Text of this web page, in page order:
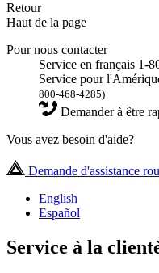
Retour
Haut de la page
Pour nous contacter
Service en français 1-
Service pour
800-468-4285)
Demander à être
Vous avez besoin d'aide?
Demande d'assistance
English
Español
Service à la